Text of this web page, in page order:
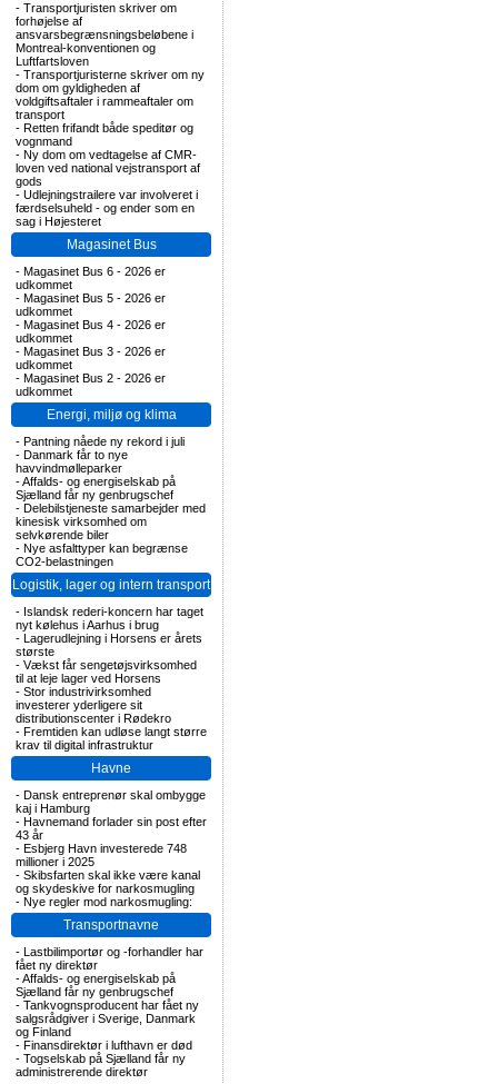
- Transportjuristen skriver om
forhøjelse af
ansvarsbegrænsningsbeløbene i
Montreal-konventionen og
Luftfartsloven
- Transportjuristerne skriver om ny
dom om gyldigheden af
voldgiftsaftaler i rammeaftaler om
transport
- Retten frifandt både speditør og
vognmand
- Ny dom om vedtagelse af CMR-
loven ved national vejstransport af
gods
- Udlejningstrailere var involveret i
færdselsuheld - og ender som en
sag i Højesteret
Magasinet Bus
- Magasinet Bus 6 - 2026 er
udkommet
- Magasinet Bus 5 - 2026 er
udkommet
- Magasinet Bus 4 - 2026 er
udkommet
- Magasinet Bus 3 - 2026 er
udkommet
- Magasinet Bus 2 - 2026 er
udkommet
Energi, miljø og klima
- Pantning nåede ny rekord i juli
- Danmark får to nye
havvindmølleparker
-Affalds- og energiselskab på
Sjælland får ny genbrugschef
- Delebilstjeneste samarbejder med
kinesisk virksomhed om
selvkørende biler
- Nye asfalttyper kan begrænse
CO2-belastningen
Logistik, lager og intern transport
- Islandsk rederi-koncern har taget
nyt kølehus i Aarhus i brug
- Lagerudlejning i Horsens er årets
største
- Vækst får sengetøjsvirksomhed
til at leje lager ved Horsens
- Stor industrivirksomhed
investerer yderligere sit
distributionscenter i Rødekro
- Fremtiden kan udløse langt større
krav til digital infrastruktur
Havne
- Dansk entreprenør skal ombygge
kaj i Hamburg
- Havnemand forlader sin post efter
43 år
- Esbjerg Havn investerede 748
millioner i 2025
- Skibsfarten skal ikke være kanal
og skydeskive for narkosmugling
- Nye regler mod narkosmugling:
Transportnavne
- Lastbilimportør og -forhandler har
fået ny direktør
-Affalds- og energiselskab på
Sjælland får ny genbrugschef
- Tankvognsproducent har fået ny
salgsrådgiver i Sverige, Danmark
og Finland
- Finansdirektør i lufthavn er død
- Togselskab på Sjælland får ny
administrerende direktør